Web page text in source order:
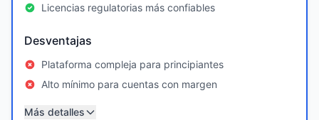
Licencias regulatorias más confiables
Desventajas
Plataforma compleja para principiantes
Alto mínimo para cuentas con margen
Más detalles